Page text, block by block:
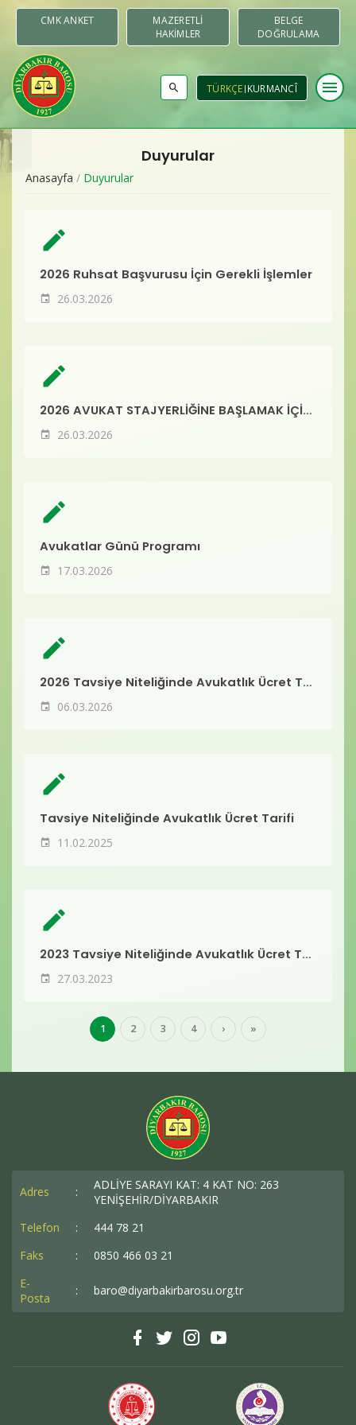
CMK ANKET
MAZERETLI
HAKIMLER
BELGE
DOĞRULAMA
TÜRKÇE KURMANCÎ menu
Duyurular
İletişim
Duyurular
Anasayfa / Duyurular
create
2026 Ruhsat Başvurusu İçin Gerekli İşlemler
26.03.2026
create
2026 AVUKAT STAJYERLİĞİNE BAŞLAMAK İÇİN GEREKLİ EVRAKLAR
26.03.2026
create
Avukatlar Günü Programı
17.03.2026
create
2026 Tavsiye Niteliğinde Avukatlık Ücret Tarifi
06.03.2026
create
Tavsiye Niteliğinde Avukatlık Ücret Tarifi
11.02.2025
create
2023 Tavsiye Niteliğinde Avukatlık Ücret Tarifesi
27.03.2023
1 2 3 4 › »
Adres :
ADLİYE SARAYI KAT: 4 KAT NO: 263
YENİŞEHİR/DİYARBAKIR
Telefon
:
444 78 21
Faks
:
0850 466 03 21
E-
Posta
: baro@diyarbakirbarosu.org.tr